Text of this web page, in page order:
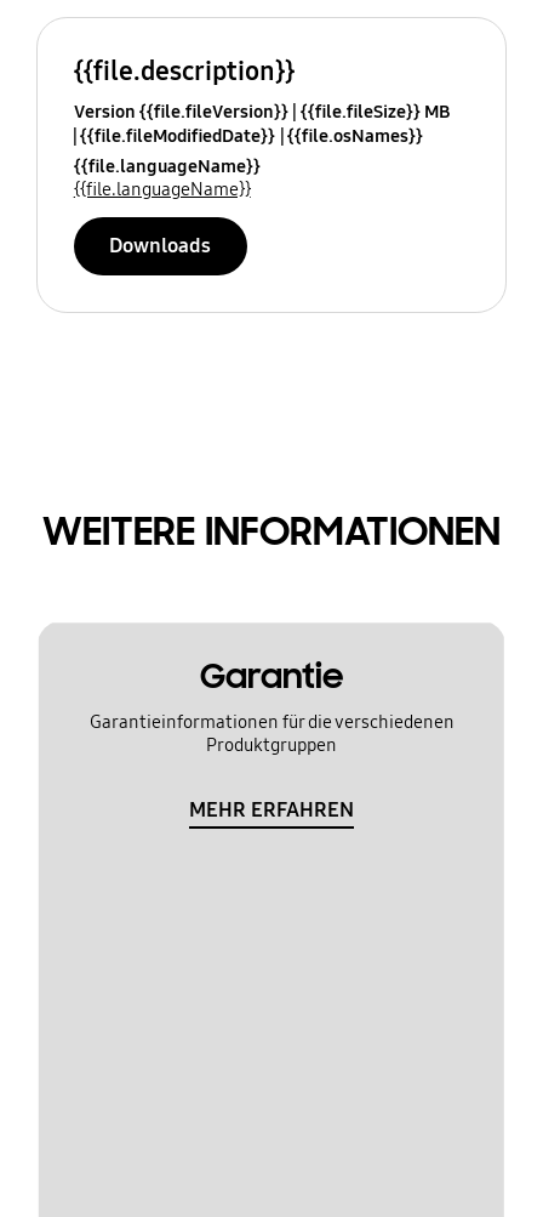
{{file.description}}
Version {{file.fileVersion}} {{file.fileSize}} MB
{{file.fileModifiedDate}} {{file.osNames}}
{{file.languageName}}
{{file.languageName}}
Downloads
WEITERE INFORMATIONEN
Garantie
Garantieinformationen für die verschiedenen
Produktgruppen
MEHR ERFAHREN